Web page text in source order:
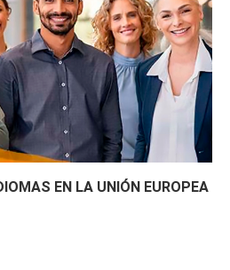
EN LA UNIÓN EUROPEA